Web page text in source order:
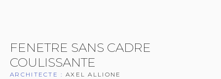
FENETRE SANS CADRE
COULISSANTE
ARCHITECTE : AXEL ALLIONE